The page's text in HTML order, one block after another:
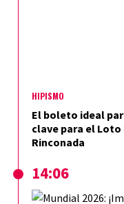
HIPISMO
El boleto ideal
clave para el
Rinconada
14:06